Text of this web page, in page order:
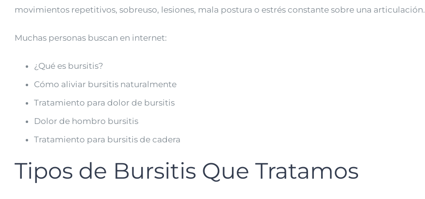
movimientos repetitivos, sobreuso, lesiones, mala postura o estrés constante sobre una articulación.
Muchas personas buscan en internet:
¿Qué es bursitis?
Cómo aliviar bursitis naturalmente
Tratamiento para dolor de bursitis
Dolor de hombro bursitis
Tratamiento para bursitis de cadera
Tipos de Bursitis Que Tratamos